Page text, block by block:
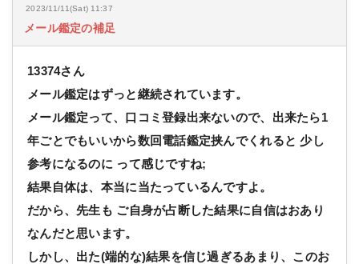
2023/11/11(Sat) 11:37
メール鑑定の補足
13374さん
メール鑑定はずっと継続されています。
メール鑑定って、口コミ登録出来ないので、出来たら1
年ごとでもいいから数回電話鑑定挟んでくれると 少し
参考になるのに って感じですね;
結果自体は、本当に当たっているんですよ。
だから、先生も ご自身が占断した結果に自信はおあり
なんだと思います。
しかし、出た(端的な)結果を信じ過ぎるあまり、このお